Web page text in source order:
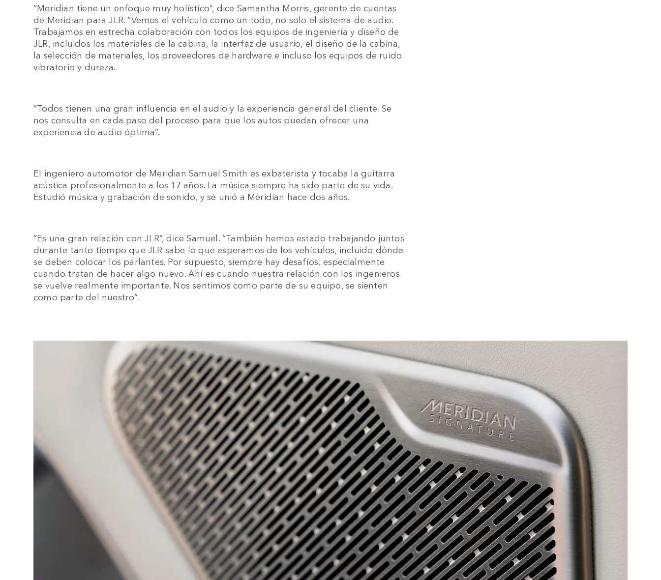
“Meridian tiene un enfoque muy holístico”, dice Samantha Morris, gerente de cuentas
de Meridian para JLR. “Vemos el vehículo como un todo, no solo el sistema de audio.
Trabajamos en estrecha colaboración con todos los equipos de ingeniería y diseño de
JLR, incluidos los materiales de la cabina, la interfaz de usuario, el diseño de la cabina,
la selección de materiales, los proveedores de hardware e incluso los equipos de ruido
vibratorio y dureza.
“Todos tienen una gran influencia en el audio y la experiencia general del cliente. Se
nos consulta en cada paso del proceso para que los autos puedan ofrecer una
experiencia de audio óptima”.
El ingeniero automotor de Meridian Samuel Smith es exbaterista y tocaba la guitarra
acústica profesionalmente a los 17 años. La música siempre ha sido parte de su vida.
Estudió música y grabación de sonido, y se unió a Meridian hace dos años.
“Es una gran relación con JLR”, dice Samuel. “También hemos estado trabajando juntos
durante tanto tiempo que JLR sabe lo que esperamos de los vehículos, incluido dónde
se deben colocar los parlantes. Por supuesto, siempre hay desafíos, especialmente
cuando tratan de hacer algo nuevo. Ahí es cuando nuestra relación con los ingenieros
se vuelve realmente importante. Nos sentimos como parte de su equipo, se sienten
como parte del nuestro”.